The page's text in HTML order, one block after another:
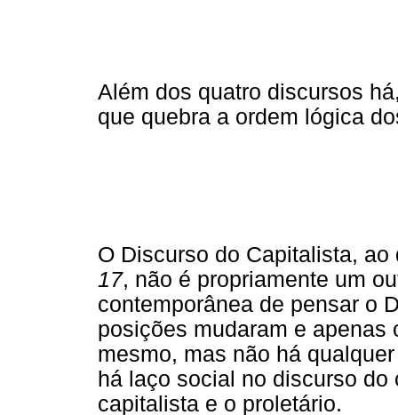
Além dos quatro discursos
que quebra a ordem lógica
O Discurso do Capitalista,
17, não é propriamente um
contemporânea de pensar o
posições mudaram e apenas
mesmo, mas não há
há laço social no discurso
capitalista e o proletário.